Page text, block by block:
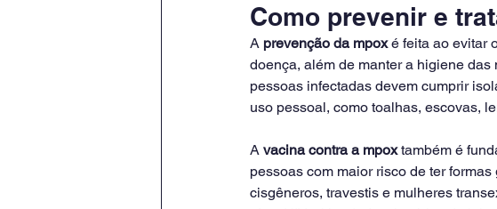
Como prevenir e
A prevenção da mpox é feita ao evitar
doença, além de manter a higiene
pessoas infectadas devem cumprir
uso pessoal, como toalhas, escovas,
A vacina contra a mpox também é
pessoas com maior risco de ter
cisgêneros, travestis e mulheres